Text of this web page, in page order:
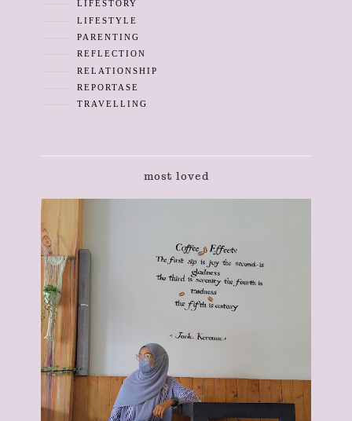
LIFESTORY
LIFESTYLE
PARENTING
REFLECTION
RELATIONSHIP
REPORTASE
TRAVELLING
most loved